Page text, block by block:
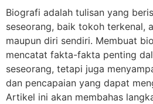
Biografi adalah tulisan yang
seseorang, baik tokoh terkenal,
maupun diri sendiri. Membuat
mencatat fakta-fakta penting
seseorang, tetapi juga
dan pencapaian yang dapat
Artikel ini akan membahas